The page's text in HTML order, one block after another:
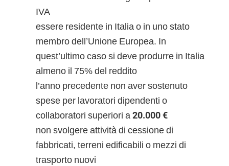
IVA
essere residente in Italia o in uno stato
membro dell’Unione Europea. In
quest’ultimo caso si deve produrre in Italia
almeno il 75% del reddito
l’anno precedente non aver sostenuto
spese per lavoratori dipendenti o
collaboratori superiori a20.000 €
non svolgere attività di cessione di
fabbricati, terreni edificabili o mezzi di
trasporto nuovi